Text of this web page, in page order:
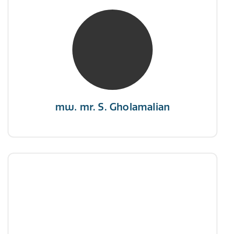
mw. mr. S. Gholamalian
mw. mr. S. Gholamalian
NIVRE Register-Expert
“Als je de richting van de wind niet kunt
veranderen, verander dan de stand van je